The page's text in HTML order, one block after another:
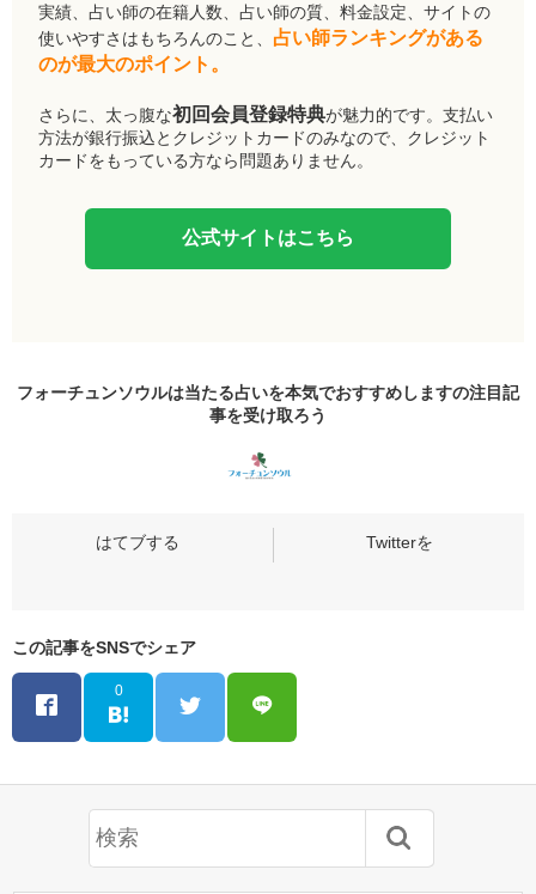
実績、占い師の在籍人数、占い師の質、料金設定、サイトの
使いやすさはもちろんのこと、 占い師ランキングがある
のが最大のポイント。
さらに、太っ腹な初回会員登録特典が魅力的です。支払い
方法が銀行振込とクレジットカードのみなので、クレジット
カードをもっている方なら問題ありません。
公式サイトはこちら
フォーチュンソウルは当たる占いを本気でおすすめしますの注目記
事を受け取ろう
この記事をSNSでシェア
0